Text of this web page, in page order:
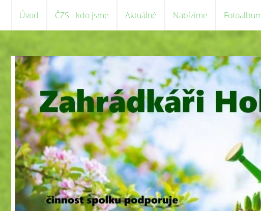
Úvod ČZS - kdo jsme Aktuálně Nabízíme